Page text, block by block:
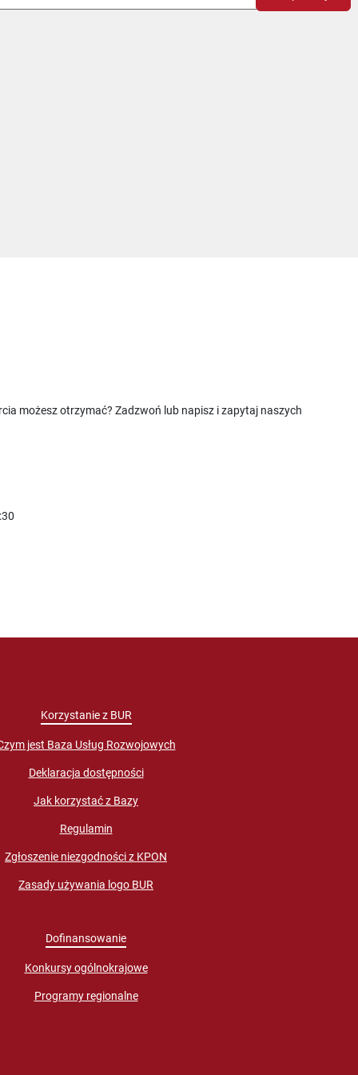
możesz otrzymać? Zadzwoń lub napisz i zapytaj naszych
Korzystanie z BUR
jest Baza Usług Rozwojowych
Deklaracja dostępności
Jak korzystać z Bazy
Regulamin
Zgłoszenie niezgodności z KPON
Zasady używania logo BUR
Dofinansowanie
Konkursy ogólnokrajowe
Programy regionalne